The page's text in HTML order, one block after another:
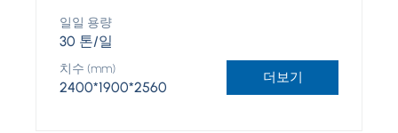
일일 용량
30 톤/일
치수 (mm)
2400*1900*2560
더보기